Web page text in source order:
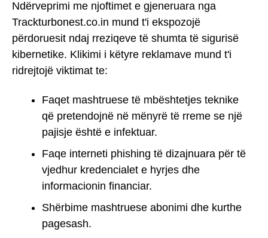
Ndërveprimi me njoftimet e gjeneruara nga
Trackturbonest.co.in mund t'i ekspozojë
përdoruesit ndaj rreziqeve të shumta të sigurisë
kibernetike. Klikimi i këtyre reklamave mund t'i
ridrejtojë viktimat te:
Faqet mashtruese të mbështetjes teknike
që pretendojnë në mënyrë të rreme se një
pajisje është e infektuar.
Faqe interneti phishing të dizajnuara për të
vjedhur kredencialet e hyrjes dhe
informacionin financiar.
Shërbime mashtruese abonimi dhe kurthe
pagesash.